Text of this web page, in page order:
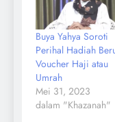
Buya Yahya Soroti
Perihal Hadiah
Voucher Haji atau
Umrah
Mei 31, 2023
dalam "Khazanah"